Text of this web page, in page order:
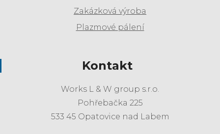
Zakázková výroba
Plazmové pálení
Kontakt
Works L & W group s.r.o.
Pohřebačka 225
533 45 Opatovice nad Labem